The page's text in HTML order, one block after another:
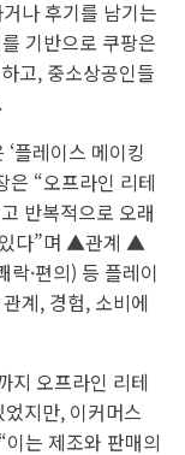
나 후기를 남기는
기반으로 쿠팡은
고, 중소상공인들
플레이스 메이킹
은 “오프라인 리테
반복적으로 오래
있다”며 ▲관계 ▲
·편의) 등 플레이
계, 경험, 소비에
지 오프라인 리테
지만, 이커머스
는 제조와 판매의